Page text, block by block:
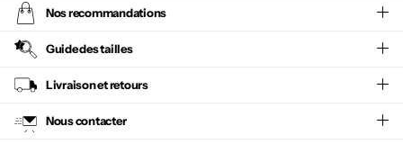
Nos recommandations
Guide des tailles
Livraison et retours
Nous contacter